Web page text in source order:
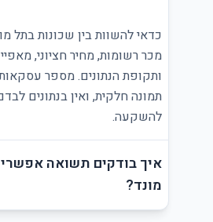
כדאי להשוות בין שכונות בתל
מכר רשומות, מחיר חציוני,
ותקופת הנתונים. מספר
תמונה חלקית, ואין בנתונים
להשקעה.
איך בודקים תשואה
מונד?